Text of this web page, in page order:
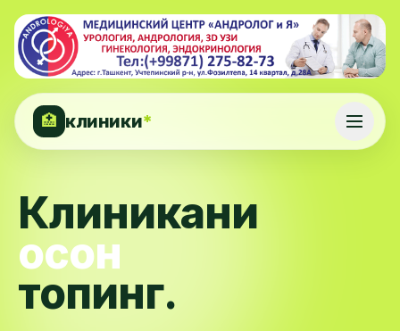
🏥 клиники*
Клиникани
осон
топинг.